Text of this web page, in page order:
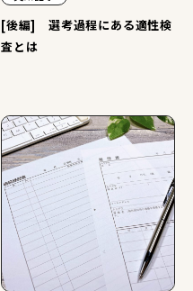
[後編] 選考過程にある適性検
査とは